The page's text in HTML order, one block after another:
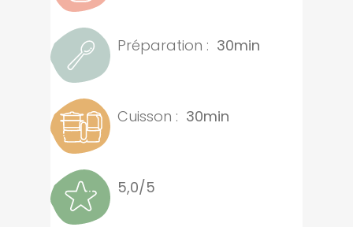
Préparation : 30min
Cuisson : 30min
5,0/5